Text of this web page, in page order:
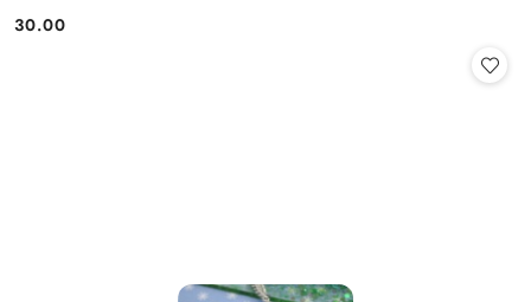
Cena:
30.00